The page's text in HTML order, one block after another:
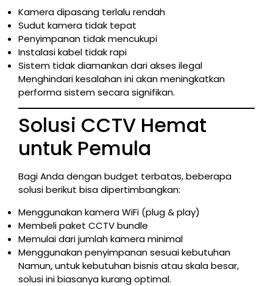
Kamera dipasang terlalu rendah
Sudut kamera tidak tepat
Penyimpanan tidak mencukupi
Instalasi kabel tidak rapi
Sistem tidak diamankan dari akses ilegal
Menghindari kesalahan ini akan meningkatkan
performa sistem secara signifikan.
Solusi CCTV Hemat
untuk Pemula
Bagi Anda dengan budget terbatas, beberapa
solusi berikut bisa dipertimbangkan:
Menggunakan kamera WiFi (plug & play)
Membeli paket CCTV bundle
Memulai dari jumlah kamera minimal
Menggunakan penyimpanan sesuai kebutuhan
Namun, untuk kebutuhan bisnis atau skala besar,
solusi ini biasanya kurang optimal.